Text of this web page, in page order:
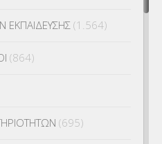
ΕΚΠΑΙΔΕΥΣΗΣ (1.564)
(864)
(695)